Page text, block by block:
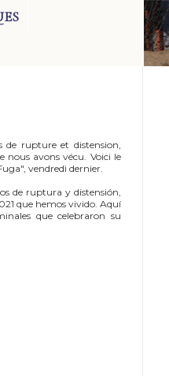
de rupture et distension,
nous avons vécu. Voici le
vendredi dernier.
de ruptura y distensión,
que hemos vivido. Aquí
que celebraron su